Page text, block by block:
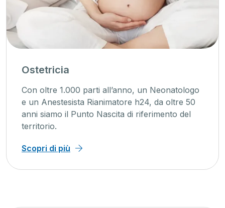
Ostetricia
Con oltre 1.000 parti all’anno, un Neonatologo
e un Anestesista Rianimatore h24, da oltre 50
anni siamo il Punto Nascita di riferimento del
territorio.
Scopri di più